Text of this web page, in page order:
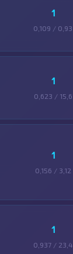
1
0,109 / 0,93
1
0,623 / 15,6
1
0,156 / 3,12
1
0,937 / 23,4